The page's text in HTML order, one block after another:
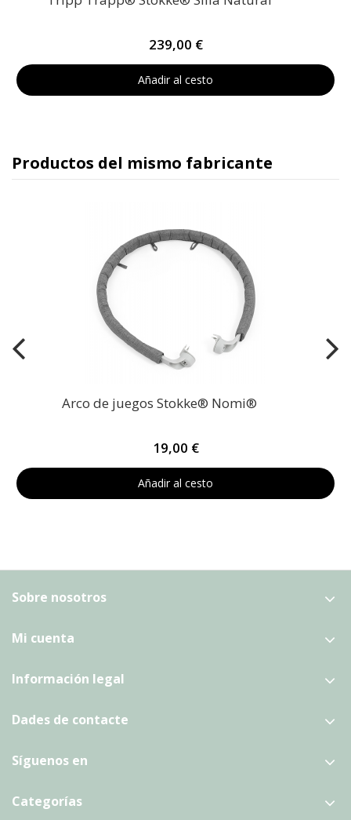
239,00 €
Añadir al cesto
Productos del mismo fabricante
Arco de juegos Stokke® Nomi®
19,00 €
Añadir al cesto
Sobre nosotros
Mi cuenta
Información legal
Dades de contacte
Síguenos en
Categorías